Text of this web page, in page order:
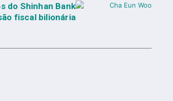
do Shinhan Bank
fiscal bilionária